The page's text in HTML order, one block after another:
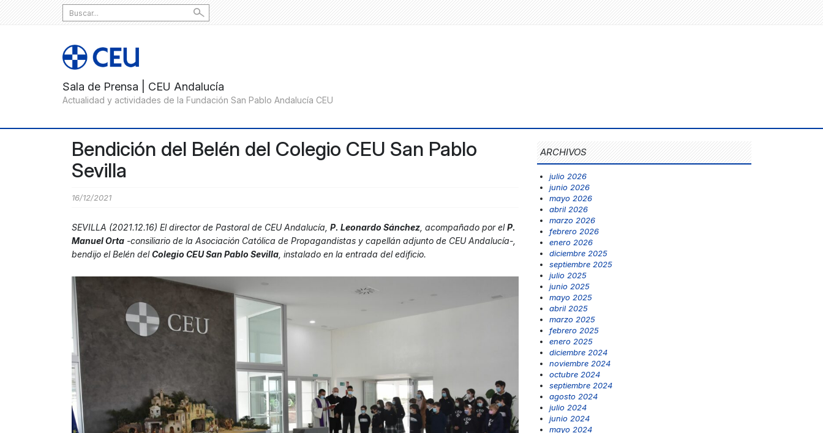
Search
for:
Bendición del Belén del Colegio CEU San Pablo
Sevilla
16/12/2021
SEVILLA (2021.12.16) El director de Pastoral de CEU Andalucía, P. Leonardo Sánchez , acompañado por elP.
Manuel Orta -consiliario de la Asociación Católica de Propagandistas y capellán adjunto de CEU Andalucía-,
bendijo el Belén delColegio CEU San Pablo Sevilla , instalado en la entrada del edificio.
ARCHIVOS
julio 2026
junio 2026
mayo 2026
abril 2026
marzo 2026
febrero 2026
enero 2026
diciembre 2025
septiembre 2025
julio 2025
junio 2025
mayo 2025
abril 2025
marzo 2025
febrero 2025
enero 2025
diciembre 2024
noviembre 2024
octubre 2024
septiembre 2024
agosto 2024
julio 2024
junio 2024
mayo 2024